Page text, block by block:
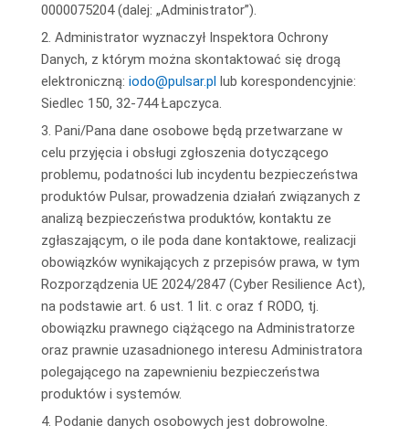
0000075204 (dalej: „Administrator”).
2. Administrator wyznaczył Inspektora Ochrony
Danych, z którym można skontaktować się drogą
elektroniczną: iodo@pulsar.pl lub korespondencyjnie:
Siedlec 150, 32-744 Łapczyca.
3. Pani/Pana dane osobowe będą przetwarzane w
celu przyjęcia i obsługi zgłoszenia dotyczącego
problemu, podatności lub incydentu bezpieczeństwa
produktów Pulsar, prowadzenia działań związanych z
analizą bezpieczeństwa produktów, kontaktu ze
zgłaszającym, o ile poda dane kontaktowe, realizacji
obowiązków wynikających z przepisów prawa, w tym
Rozporządzenia UE 2024/2847 (Cyber Resilience Act),
na podstawie art. 6 ust. 1 lit. c oraz f RODO, tj.
obowiązku prawnego ciążącego na Administratorze
oraz prawnie uzasadnionego interesu Administratora
polegającego na zapewnieniu bezpieczeństwa
produktów i systemów.
4. Podanie danych osobowych jest dobrowolne.